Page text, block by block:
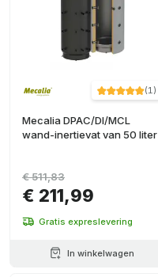
(1)
Mecalia DPAC/DI/MCL
wand-inertievat van 50 liter
€ 211,99
€ 511,83
Gratis expreslevering
In winkelwagen